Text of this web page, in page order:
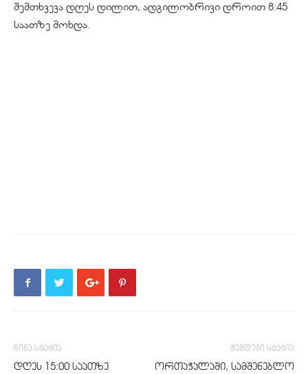
შემთხვევა დღეს დილით, ადგილობრივი დროით 8:45
საათზე მოხდა.
წინა სტატია
დღეს 15:00 საათზე
შემდეგი სტატია
ორთაჭალაში, სამშენებლო